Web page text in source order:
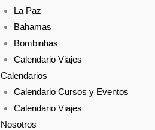
La Paz
Bahamas
Bombinhas
Calendario Viajes
Calendarios
Calendario Cursos y Eventos
Calendario Viajes
Nosotros